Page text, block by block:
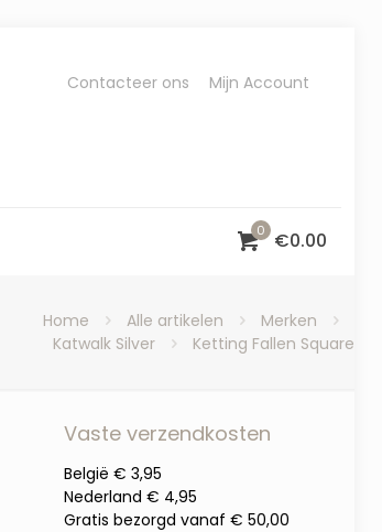
Contacteer ons Mijn Account
0 €0.00
Home Alle artikelen
Merken
Katwalk Silver
Ketting Fallen Square
Vaste verzendkosten
België € 3,95
Nederland € 4,95
Gratis bezorgd vanaf € 50,00